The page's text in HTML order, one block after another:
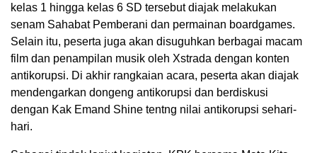
kelas 1 hingga kelas 6 SD tersebut diajak melakukan
senam Sahabat Pemberani dan permainan boardgames.
Selain itu, peserta juga akan disuguhkan berbagai macam
film dan penampilan musik oleh Xstrada dengan konten
antikorupsi. Di akhir rangkaian acara, peserta akan diajak
mendengarkan dongeng antikorupsi dan berdiskusi
dengan Kak Emand Shine tentng nilai antikorupsi sehari-
hari.